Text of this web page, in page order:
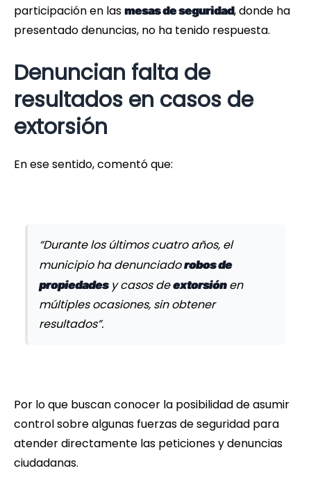
participación en las mesas de seguridad, donde ha
presentado denuncias, no ha tenido respuesta.
Denuncian falta de
resultados en casos de
extorsión
En ese sentido, comentó que:
“Durante los últimos cuatro años, el
municipio ha denunciadorobos de
propiedadesy casos deextorsiónen
múltiples ocasiones, sin obtener
resultados”.
Por lo que buscan conocer la posibilidad de asumir
control sobre algunas fuerzas de seguridad para
atender directamente las peticiones y denuncias
ciudadanas.